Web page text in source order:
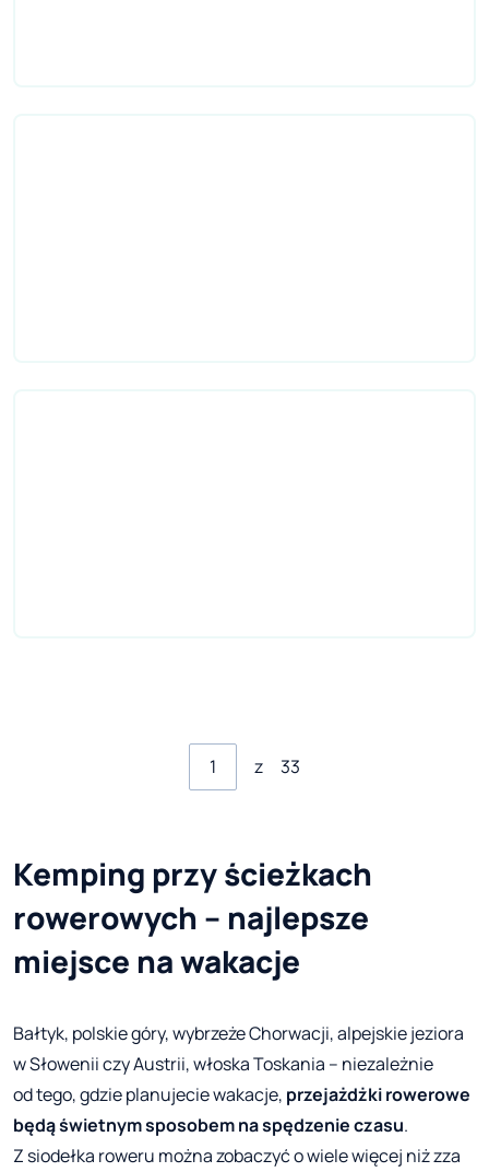
z 33
Kemping przy ścieżkach
rowerowych – najlepsze
miejsce na wakacje
Bałtyk, polskie góry, wybrzeże Chorwacji, alpejskie jeziora
w Słowenii czy Austrii, włoska Toskania – niezależnie
od tego, gdzie planujecie wakacje, przejażdżki rowerowe
będą świetnym sposobem na spędzenie czasu.
Z siodełka roweru można zobaczyć o wiele więcej niż zza